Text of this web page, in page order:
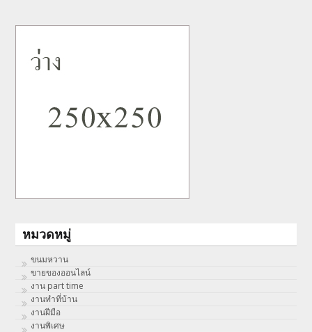
หมวดหมู่
ขนมหวาน
ขายของออนไลน์
งาน part time
งานทําที่บ้าน
งานฝีมือ
งานพิเศษ